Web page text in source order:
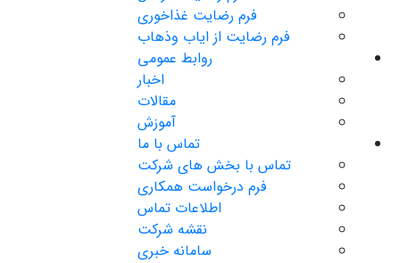
فرم رضایت غذاخوری
فرم رضایت از ایاب وذهاب
روابط عمومی
اخبار
مقالات
آموزش
تماس با ما
تماس با بخش های شرکت
فرم درخواست همکاری
اطلاعات تماس
نقشه شرکت
سامانه خبری